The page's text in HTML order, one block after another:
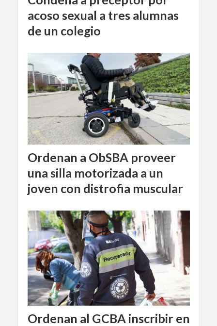
acoso sexual a tres alumnas
de un colegio
Ordenan a ObSBA proveer
una silla motorizada a un
joven con distrofia muscular
Ordenan al GCBA inscribir en